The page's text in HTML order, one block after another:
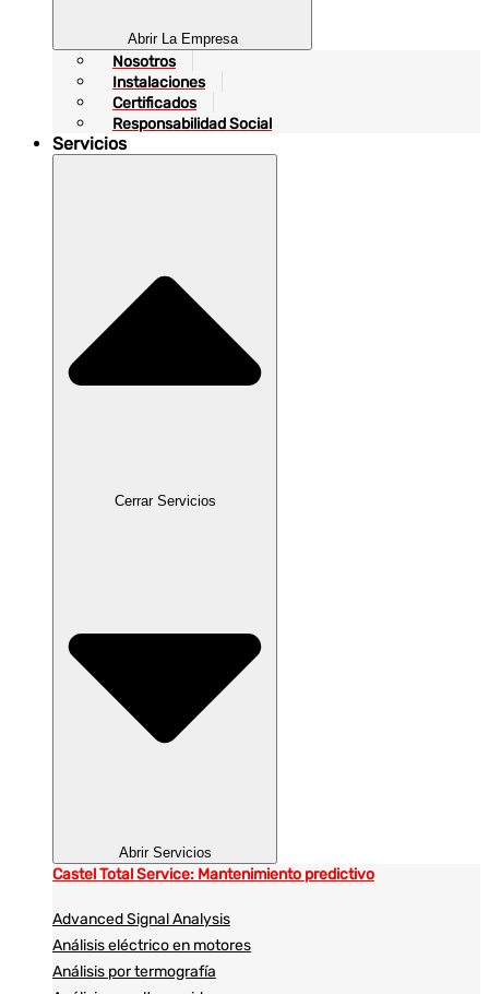
Abrir La Empresa
Nosotros
Instalaciones
Certificados
Responsabilidad Social
Servicios
Cerrar Servicios
Abrir Servicios
Castel Total Service: Mantenimiento predictivo
Advanced Signal Analysis
Análisis eléctrico en motores
Análisis por termografía